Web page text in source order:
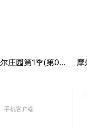
摩尔庄园第1季(第08集)
手机客户端